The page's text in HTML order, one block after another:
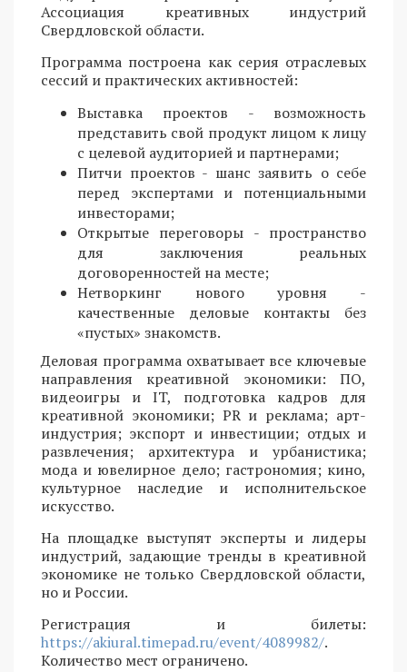
Ассоциация креативных индустрий
Свердловской области.
Программа построена как серия отраслевых
сессий и практических активностей:
Выставка проектов - возможность
представить свой продукт лицом к лицу
с целевой аудиторией и партнерами;
Питчи проектов - шанс заявить о себе
перед экспертами и потенциальными
инвесторами;
Открытые переговоры - пространство
для заключения реальных
договоренностей на месте;
Нетворкинг нового уровня -
качественные деловые контакты без
«пустых» знакомств.
Деловая программа охватывает все ключевые
направления креативной экономики: ПО,
видеоигры и IT, подготовка кадров для
креативной экономики; PR и реклама; арт-
индустрия; экспорт и инвестиции; отдых и
развлечения; архитектура и урбанистика;
мода и ювелирное дело; гастрономия; кино,
культурное наследие и исполнительское
искусство.
На площадке выступят эксперты и лидеры
индустрий, задающие тренды в креативной
экономике не только Свердловской области,
но и России.
Регистрация и билеты:
https://akiural.timepad.ru/event/4089982/.
Количество мест ограничено.